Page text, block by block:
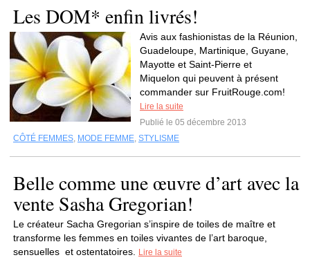
Les DOM* enfin livrés!
Avis aux fashionistas de la Réunion,
Guadeloupe, Martinique, Guyane,
Mayotte et Saint-Pierre et
Miquelon qui peuvent à présent
commander sur FruitRouge.com!
Lire la suite
Publié le 05 décembre 2013
CÔTÉ FEMMES, MODE FEMME, STYLISME
Belle comme une œuvre d’art avec la
vente Sasha Gregorian!
Le créateur Sacha Gregorian s’inspire de toiles de maître et
transforme les femmes en toiles vivantes de l’art baroque,
sensuelles et ostentatoires.
Lire la suite